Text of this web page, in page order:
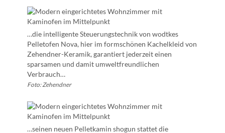
…die intelligente Steuerungstechnik von wodtkes
Pelletofen Nova, hier im formschönen Kachelkleid von
Zehendner-Keramik, garantiert jederzeit einen
sparsamen und damit umweltfreundlichen
Verbrauch…
Foto: Zehendner
…seinen neuen Pelletkamin shogun stattet die